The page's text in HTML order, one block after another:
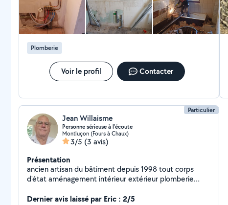
Plomberie
Voir le profil Contacter
Particulier
Jean Willaisme
Personne sérieuse à l'écoute
Montluçon (Fours à Chaux)
3/5 (3 avis)
Présentation
ancien artisan du bâtiment depuis 1998 tout corps
d'état aménagement intérieur extérieur plomberie
de jardin entretien de petits terrains
Dernier avis laissé par Eric : 2/5